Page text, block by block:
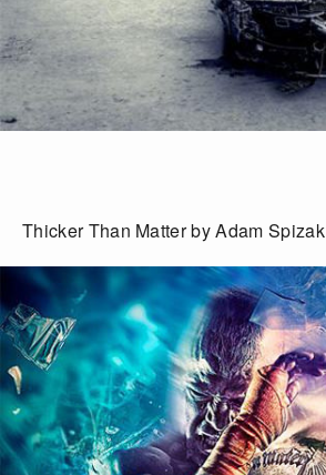
Thicker Than Matter by Adam Spizak